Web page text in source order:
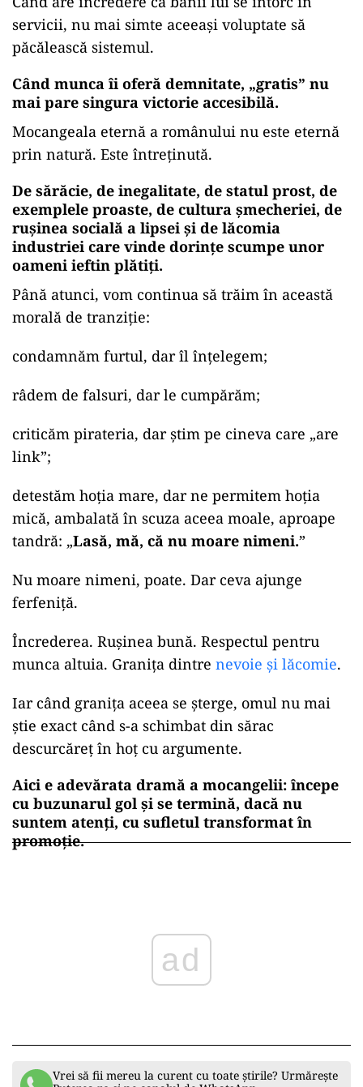
servicii, nu mai simte aceeași voluptate să
păcălească sistemul.
Când munca îi oferă demnitate, „gratis” nu
mai pare singura victorie accesibilă.
Mocangeala eternă a românului nu este eternă
prin natură. Este întreținută.
De sărăcie, de inegalitate, de statul prost, de
exemplele proaste, de cultura șmecheriei, de
rușinea socială a lipsei și de lăcomia
industriei care vinde dorințe scumpe unor
oameni ieftin plătiți.
Până atunci, vom continua să trăim în această
morală de tranziție:
condamnăm furtul, dar îl înțelegem;
râdem de falsuri, dar le cumpărăm;
criticăm pirateria, dar știm pe cineva care „are
link”;
detestăm hoția mare, dar ne permitem hoția
mică, ambalată în scuza aceea moale, aproape
tandră: „Lasă, mă, că nu moare nimeni.”
Nu moare nimeni, poate. Dar ceva ajunge
ferfeniță.
Încrederea. Rușinea bună. Respectul pentru
munca altuia. Granița dintre nevoie și lăcomie.
Iar când granița aceea se șterge, omul nu mai
știe exact când s-a schimbat din sărac
descurcăreț în hoț cu argumente.
Aici e adevărata dramă a mocangelii: începe
cu buzunarul gol și se termină, dacă nu
suntem atenți, cu sufletul transformat în
promoție.
ad
Vrei să fii mereu la curent cu toate știrile? Urmărește